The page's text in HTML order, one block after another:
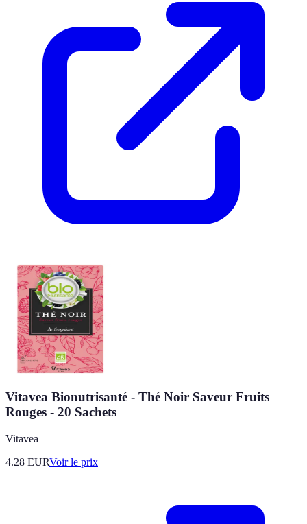
Vitavea Bionutrisanté - Thé Noir Saveur Fruits
Rouges - 20 Sachets
Vitavea
4.28 EURVoir le prix